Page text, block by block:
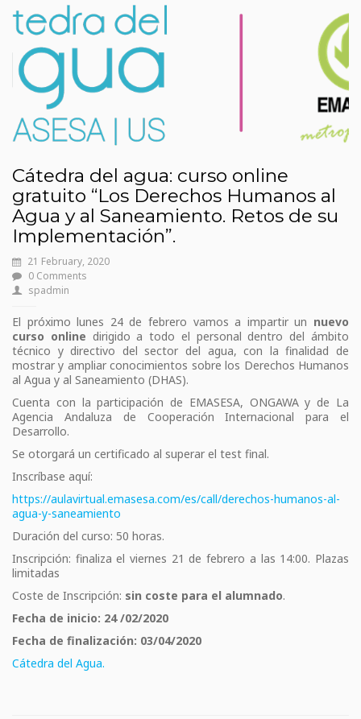
Cátedra del agua: curso online
gratuito “Los Derechos Humanos al
Agua y al Saneamiento. Retos de su
Implementación”.
21 February, 2020
0 Comments
spadmin
El próximo lunes 24 de febrero vamos a impartir un nuevo
curso online dirigido a todo el personal dentro del ámbito
técnico y directivo del sector del agua, con la finalidad de
mostrar y ampliar conocimientos sobre los Derechos Humanos
al Agua y al Saneamiento (DHAS).
Cuenta con la participación de EMASESA, ONGAWA y de La
Agencia Andaluza de Cooperación Internacional para el
Desarrollo.
Se otorgará un certificado al superar el test final.
Inscríbase aquí:
https://aulavirtual.emasesa.com/es/call/derechos-humanos-al-
agua-y-saneamiento
Duración del curso: 50 horas.
Inscripción: finaliza el viernes 21 de febrero a las 14:00. Plazas
limitadas
Coste de Inscripción: sin coste para el alumnado.
Fecha de inicio: 24 /02/2020
Fecha de finalización: 03/04/2020
Cátedra del Agua.